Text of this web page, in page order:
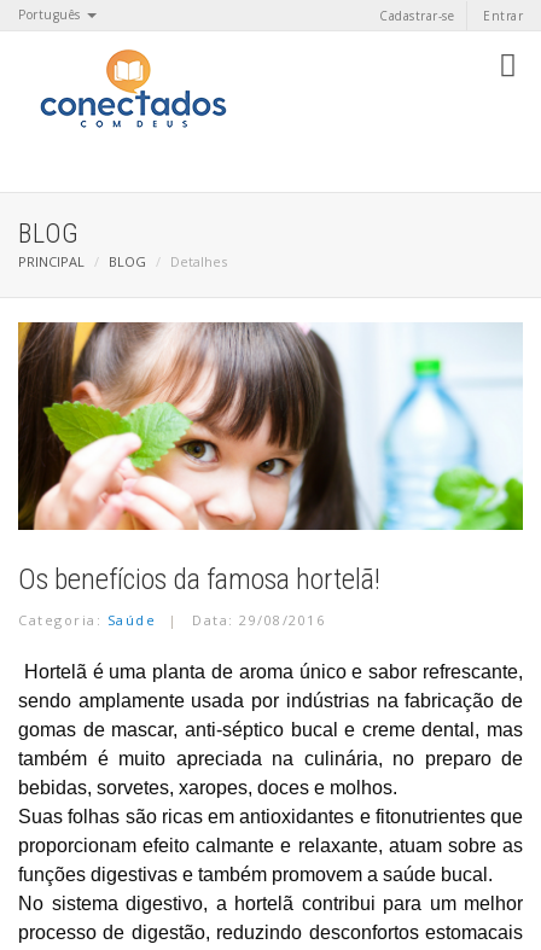
Português Entrar
Cadastrar-se
BLOG
PRINCIPAL BLOG Detalhes
Os benefícios da famosa hortelã!
Categoria: Saúde Data: 29/08/2016
Hortelã é uma planta de aroma único e sabor refrescante,
sendo amplamente usada por indústrias na fabricação de
gomas de mascar, anti-séptico bucal e creme dental, mas
também é muito apreciada na culinária, no preparo de
bebidas, sorvetes, xaropes, doces e molhos.
Suas folhas são ricas em antioxidantes e fitonutrientes que
proporcionam efeito calmante e relaxante, atuam sobre as
funções digestivas e também promovem a saúde bucal.
No sistema digestivo, a hortelã contribui para um melhor
processo de digestão, reduzindo desconfortos estomacais